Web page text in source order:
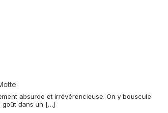
absurde et irrévérencieuse. On y bouscule
goût dans un […]